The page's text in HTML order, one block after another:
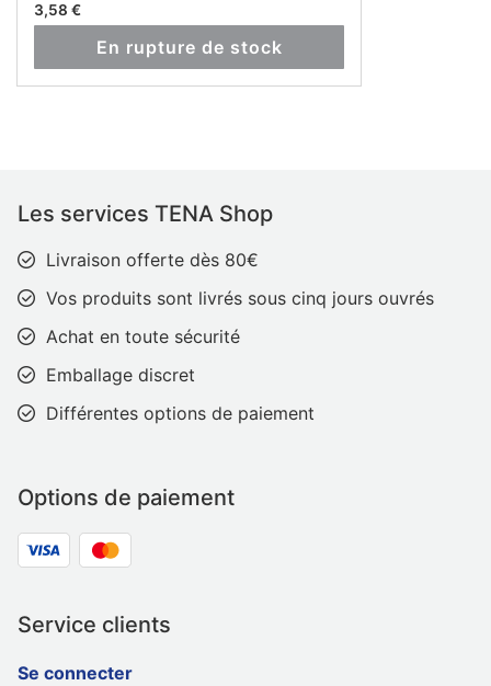
3,58 €
En rupture de stock
Les services TENA Shop
Livraison offerte dès 80€
Vos produits sont livrés sous cinq jours ouvrés
Achat en toute sécurité
Emballage discret
Différentes options de paiement
Options de paiement
Service clients
Se connecter